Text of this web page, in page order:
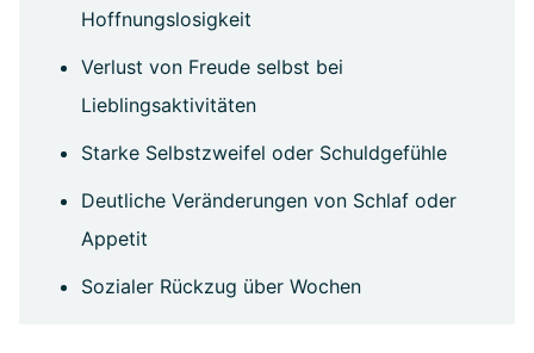
Hoffnungslosigkeit
Verlust von Freude selbst bei
Lieblingsaktivitäten
Starke Selbstzweifel oder Schuldgefühle
Deutliche Veränderungen von Schlaf oder
Appetit
Sozialer Rückzug über Wochen